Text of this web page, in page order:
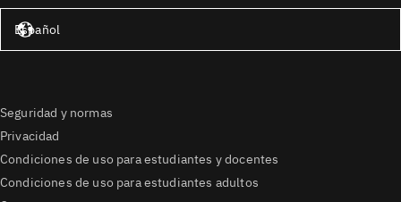
Español
Seguridad y normas
Privacidad
Condiciones de uso para estudiantes y docentes
Condiciones de uso para estudiantes adultos